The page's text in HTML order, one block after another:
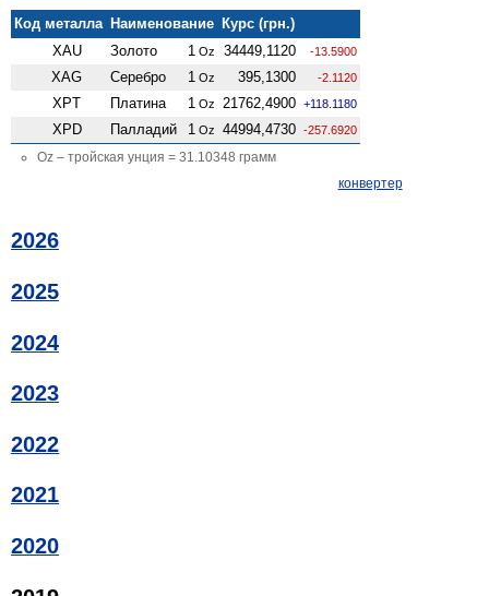
Код металла Наименование Курс (грн.)
XAU
Золото 1 Oz 34449,1120 -13.5900
XAG Серебро 1 Oz 395,1300 -2.1120
XPT Платина 1 Oz 21762,4900 +118.1180
XPD Палладий 1 Oz 44994,4730 -257.6920
Oz – тройская унция = 31.10348 грамм
конвертер
2026
2025
2024
2023
2022
2021
2020